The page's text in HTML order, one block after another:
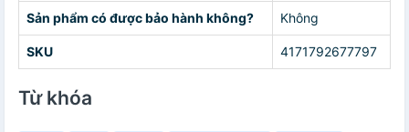
Sản phẩm có được bảo hành không? Không
SKU 4171792677797
Từ khóa